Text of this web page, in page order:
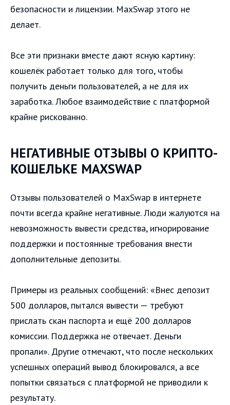
безопасности и лицензии. MaxSwap этого не
делает.
Все эти признаки вместе дают ясную картину:
кошелёк работает только для того, чтобы
получить деньги пользователей, а не для их
заработка. Любое взаимодействие с платформой
крайне рискованно.
НЕГАТИВНЫЕ ОТЗЫВЫ О КРИПТО-
КОШЕЛЬКЕ MAXSWAP
Отзывы пользователей о MaxSwap в интернете
почти всегда крайне негативные. Люди жалуются на
невозможность вывести средства, игнорирование
поддержки и постоянные требования внести
дополнительные депозиты.
Примеры из реальных сообщений: «Внес депозит
500 долларов, пытался вывести — требуют
прислать скан паспорта и ещё 200 долларов
комиссии. Поддержка не отвечает. Деньги
пропали». Другие отмечают, что после нескольких
успешных операций вывод блокировался, а все
попытки связаться с платформой не приводили к
результату.